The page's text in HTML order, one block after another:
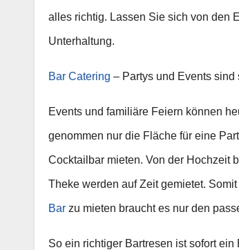
alles richtig. Lassen Sie sich von den
Unterhaltung.
Bar Catering – Partys und Events
Events und familiäre Feiern können
genommen nur die Fläche für eine
Cocktailbar mieten. Von der Hochzeit
Theke werden auf Zeit gemietet.
Bar zu mieten braucht es nur den
So ein richtiger Bartresen ist sofort